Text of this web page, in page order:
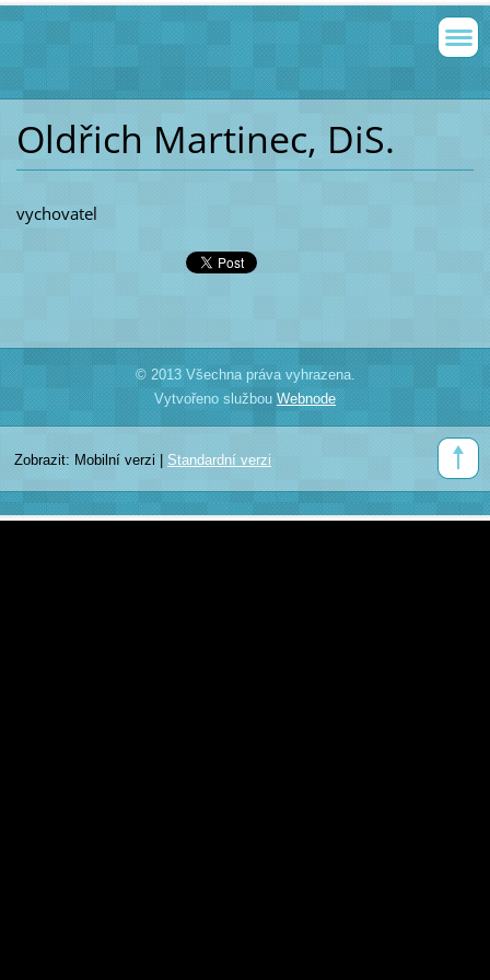
Oldřich Martinec, DiS.
vychovatel
© 2013 Všechna práva vyhrazena.
Vytvořeno službou Webnode
Zobrazit: Mobilní verzi | Standardní verzi